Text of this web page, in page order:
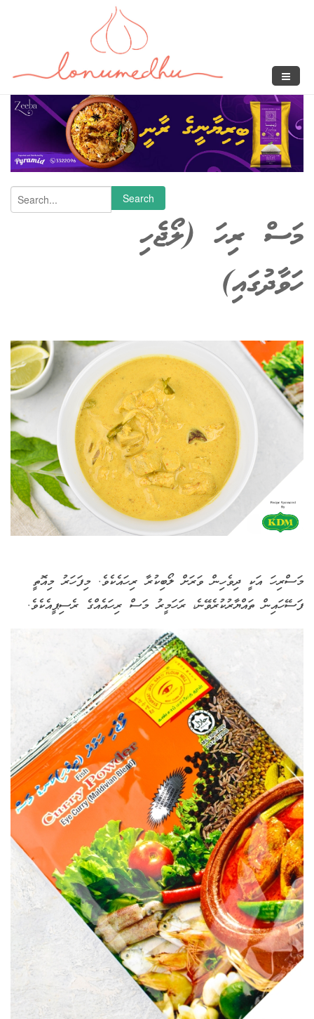
Search form
Search
މަސް ރިހަ (ލޯޖެހި
ހަވާދުގައި)
މަސްރިހަ އަކީ ދިވެހިން ވަރަށް ލޯބިކުރާ ރިހައެކެވެ. މިފަހަރު މިއޮތީ
ފަސޭހައިން ތައްޔާރުކުރެވޭނެ، ރަހަމީރު މަސް ރިހައެއްގެ ރެސިޕީއެކެވެ.